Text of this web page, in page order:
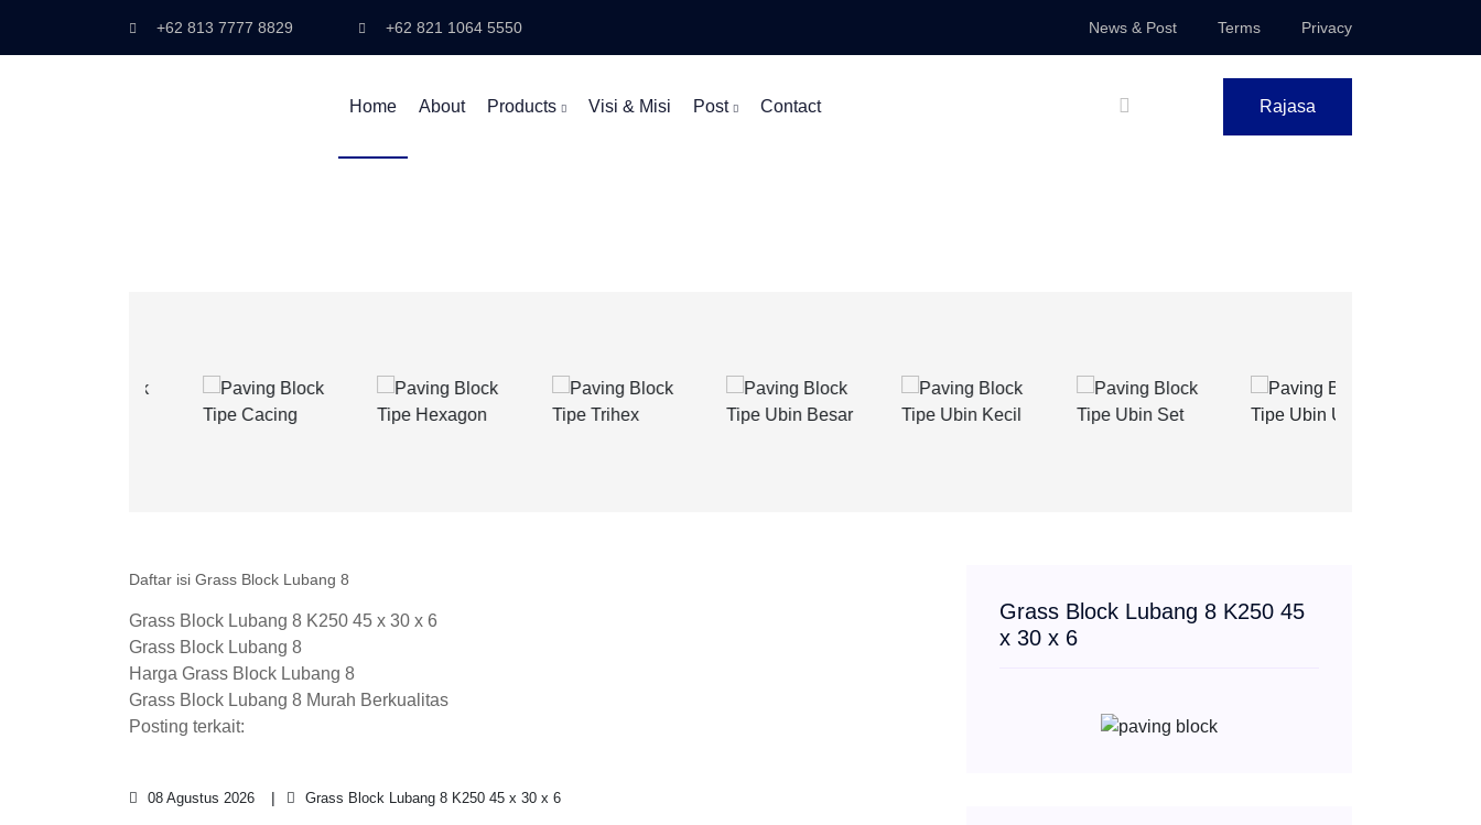
+62 813 7777 8829 +62 821 1064 5550 News & Post Terms Privacy
Home About Products Visi & Misi Post Contact Rajasa
Daftar isi Grass Block Lubang 8
Grass Block Lubang 8 K250 45 x 30 x 6
Grass Block Lubang 8
Harga Grass Block Lubang 8
Grass Block Lubang 8 Murah Berkualitas
Posting terkait:
08 Agustus 2026 Grass Block Lubang 8 K250 45 x 30 x 6
Grass Block Lubang 8 K250 45
x 30 x 6